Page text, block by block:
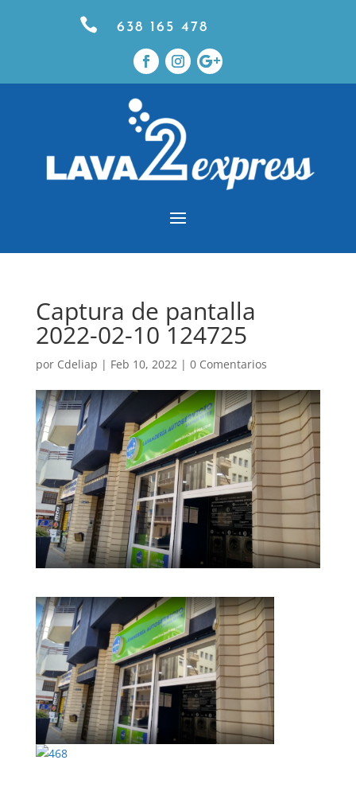
 638 165 478
Captura de pantalla
2022-02-10 124725
por Cdeliap | Feb 10, 2022| 0 Comentarios